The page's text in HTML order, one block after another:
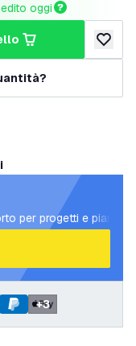
oggi
per progetti e piani di
+3